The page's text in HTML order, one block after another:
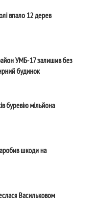
впало 12 дерев
УМБ-17 залишив без
будинок
буревію мільйона
шкоди на
Васильковом